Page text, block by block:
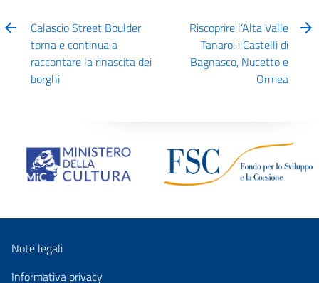
Calascio Street Boulder
torna e continua a
raccontare la rinascita dei
borghi
Riscoprire l’Alta Valle
Tanaro: i Castelli di
Bagnasco, Nucetto e
Ormea
Note legali
Informativa privacy